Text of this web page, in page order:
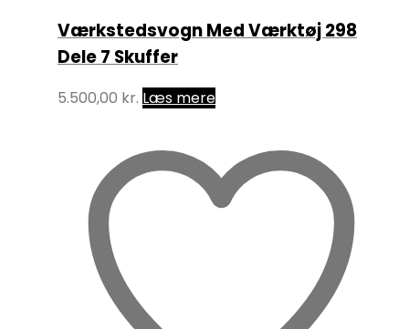
Værkstedsvogn Med Værktøj 298
Dele 7 Skuffer
5.500,00 kr. Læs mere